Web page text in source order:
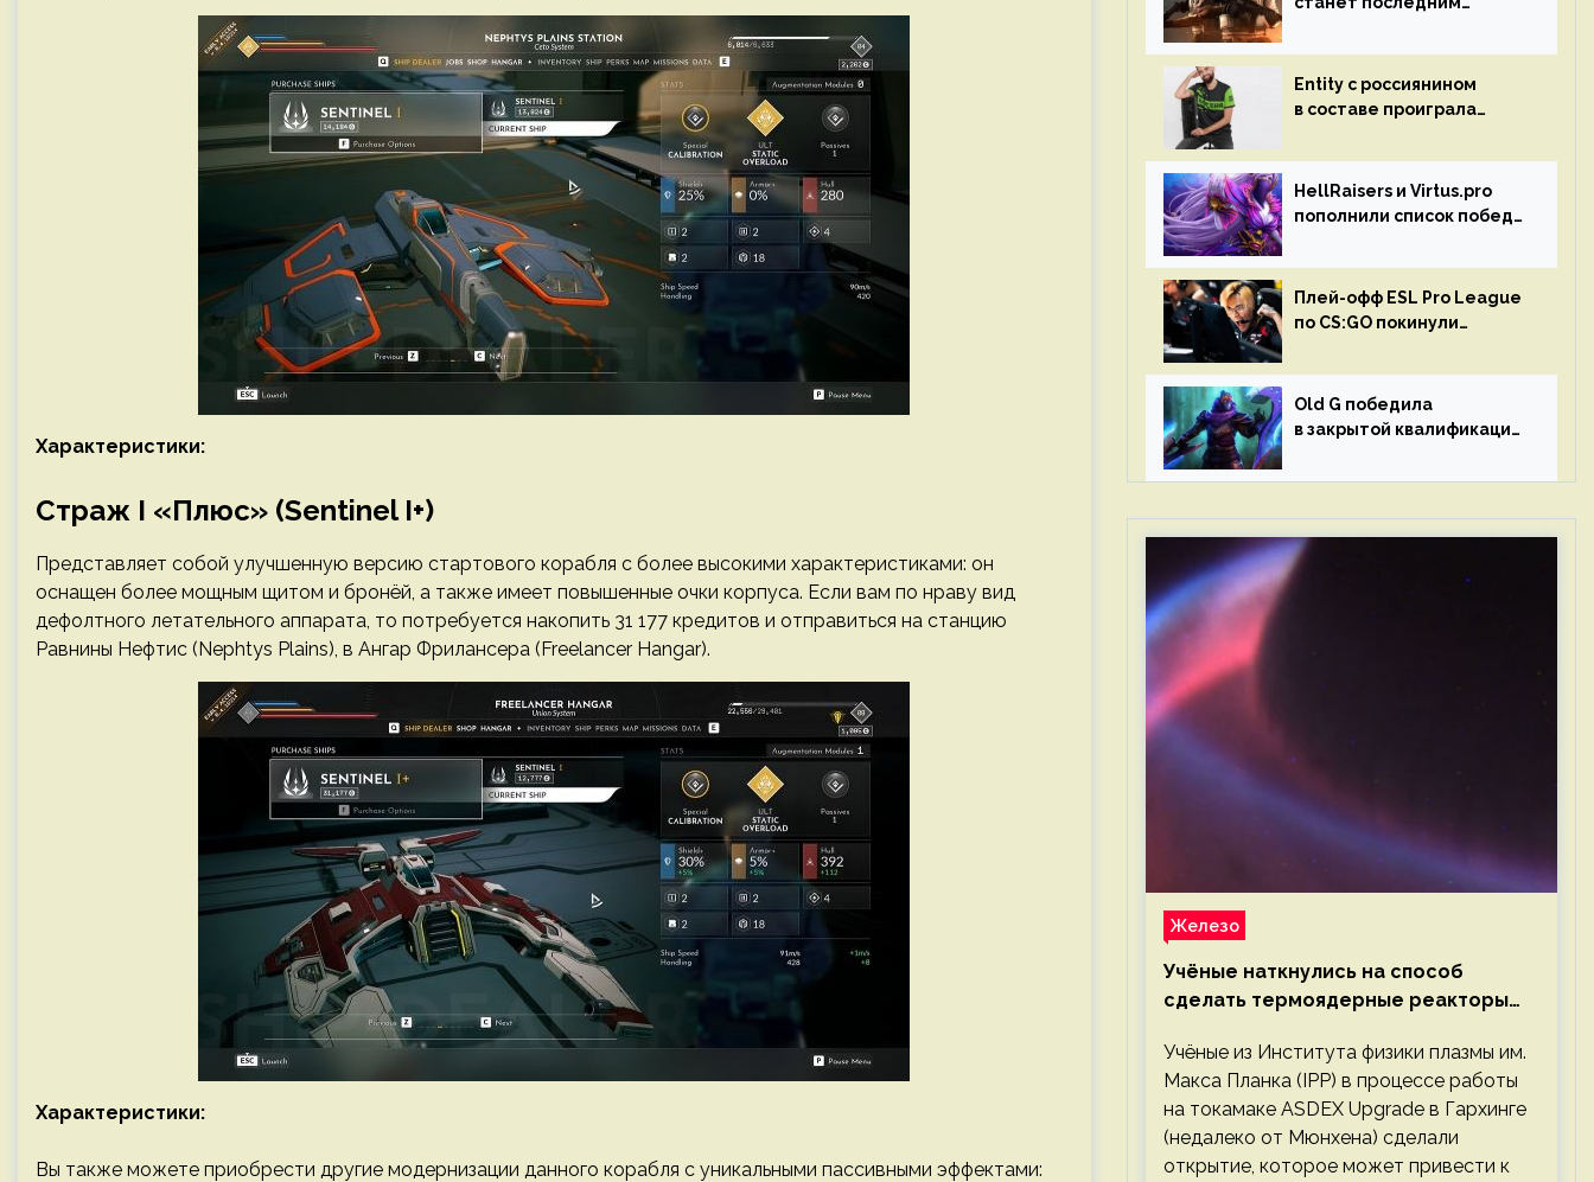
Характеристики:
Страж I «Плюс» (Sentinel I+)
Представляет собой улучшенную версию стартового корабля с более высокими характеристиками: он
оснащен более мощным щитом и бронёй, а также имеет повышенные очки корпуса. Если вам по нраву вид
дефолтного летательного аппарата, то потребуется накопить 31 177 кредитов и отправиться на станцию
Равнины Нефтис (Nephtys Plains), в Ангар Фрилансера (Freelancer Hangar).
Характеристики:
Вы также можете приобрести другие модернизации данного корабля с уникальными пассивными эффектами:
GO
Entity с россиянином
в составе проиграла
Circuit 2023
HellRaisers и Virtus.pro
пополнили список побед
Плей-офф ESL Pro League
по CS:GO покинули
Old G победила
в закрытой квалификации
Западной Европы
Железо
Учёные наткнулись на способ
сделать термоядерные реакторы
Учёные из Института физики плазмы им.
Макса Планка (IPP) в процессе работы
на токамаке ASDEX Upgrade в Гархинге
(недалеко от Мюнхена) сделали
открытие, которое может привести к